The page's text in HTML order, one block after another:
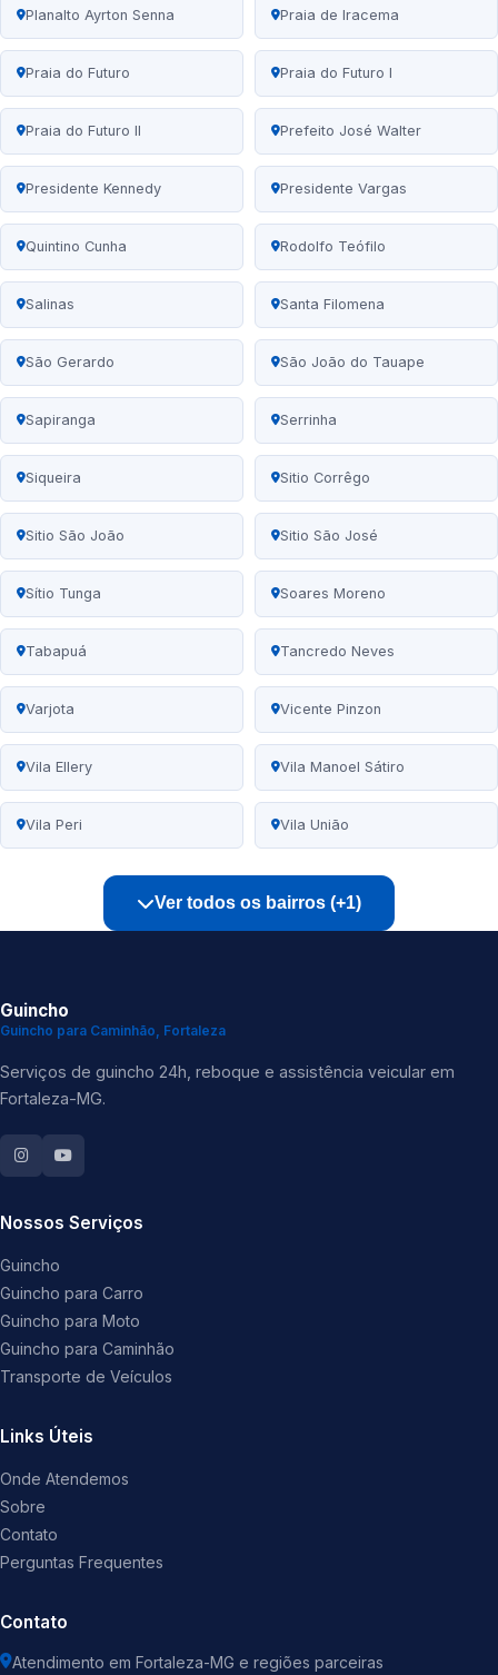
Planalto Ayrton Senna Praia de Iracema
Praia do Futuro Praia do Futuro I
Praia do Futuro II Prefeito José Walter
Presidente Kennedy Presidente Vargas
Quintino Cunha Rodolfo Teófilo
Salinas Santa Filomena
São Gerardo São João do Tauape
Sapiranga Serrinha
Siqueira Sitio Corrêgo
Sitio São João Sitio São José
Sítio Tunga Soares Moreno
Tabapuá Tancredo Neves
Varjota Vicente Pinzon
Vila Ellery Vila Manoel Sátiro
Vila Peri Vila União
Ver todos os bairros (+1)
Guincho
Guincho para Caminhão, Fortaleza
Serviços de guincho 24h, reboque e assistência veicular em
Fortaleza-MG.
Nossos Serviços
Guincho
Guincho para Carro
Guincho para Moto
Guincho para Caminhão
Transporte de Veículos
Links Úteis
Onde Atendemos
Sobre
Contato
Perguntas Frequentes
Contato
Atendimento em Fortaleza-MG e regiões parceiras